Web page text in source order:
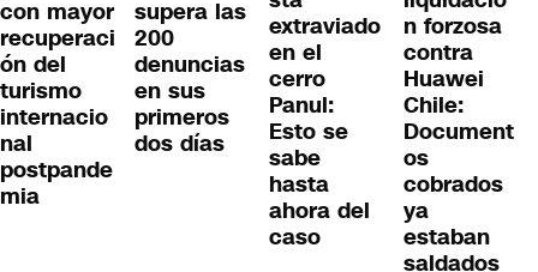
con mayor
recuperaci
ón del
turismo
internacio
nal
postpande
mia
supera las
200
denuncias
en sus
primeros
dos días
extraviado
en el
cerro
Panul:
Esto se
sabe
hasta
ahora del
caso
n forzosa
contra
Huawei
Chile:
Document
os
cobrados
ya
estaban
saldados